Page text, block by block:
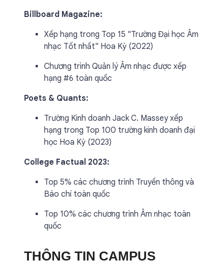
Billboard Magazine:
Xếp hạng trong Top 15 "Trường Đại học Âm
nhạc Tốt nhất" Hoa Kỳ (2022)
Chương trình Quản lý Âm nhạc được xếp
hạng #6 toàn quốc
Poets & Quants:
Trường Kinh doanh Jack C. Massey xếp
hạng trong Top 100 trường kinh doanh đại
học Hoa Kỳ (2023)
College Factual 2023:
Top 5% các chương trình Truyền thông và
Báo chí toàn quốc
Top 10% các chương trình Âm nhạc toàn
quốc
THÔNG TIN CAMPUS